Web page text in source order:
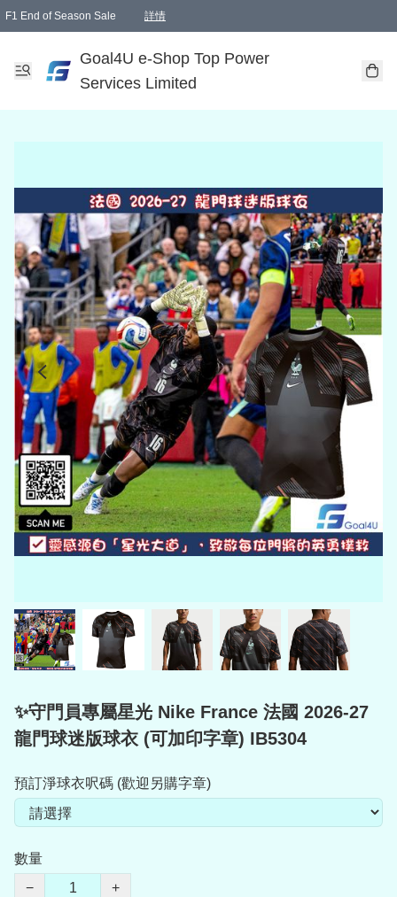
F1 End of Season Sale 詳情
Goal4U e-Shop Top Power
Services Limited
✨守門員專屬星光 Nike France 法國 2026-27
龍門球迷版球衣 (可加印字章) IB5304
預訂淨球衣呎碼 (歡迎另購字章)
數量
−
+